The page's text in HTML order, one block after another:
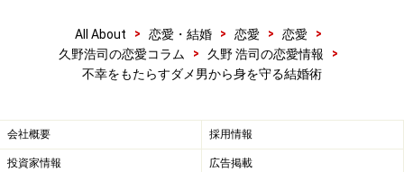
All About > 恋愛・結婚 > 恋愛 > 恋愛
>
久野浩司の恋愛コラム
> 久野 浩司の恋愛情報
>
不幸をもたらすダメ男から身を守る結婚術
会社概要 採用情報
投資家情報 広告掲載